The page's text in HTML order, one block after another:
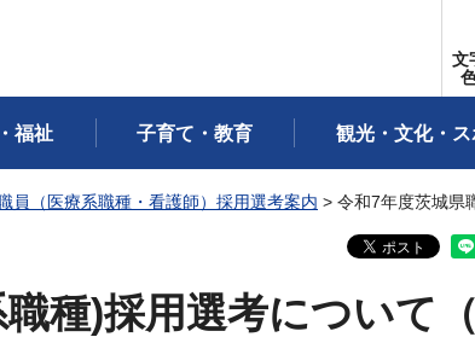
文
福祉 子育て・教育 観光・文化・
員（医療系職種・看護師）採用選考案内 > 令和7年度茨城県
種)採用選考について